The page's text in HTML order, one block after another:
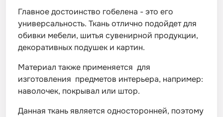
Главное достоинство гобелена - это его
универсальность. Ткань отлично подойдет для
обивки мебели, шитья сувенирной продукции,
декоративных подушек и картин.
Материал также применяется для
изготовления предметов интерьера, например:
наволочек, покрывал или штор.
Данная ткань является односторонней, поэтому